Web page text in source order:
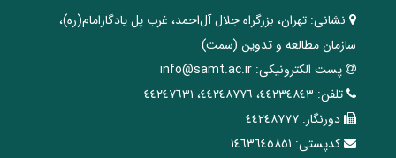
نشانی: تهران، ‌بزرگراه ‌جلال آل‌احمد، غرب پل يادگار‌امام(ره)‌،
سازمان مطالعه و تدوین‌ (سمت)
پست الکترونیکی: info@samt.ac.ir
تلفن: ٤٤٢٣٤٨٤٣، ٤٤٢٤٨٧٧٦، ٤٤٢٤٧٦٣١
دورنگار: ٤٤٢٤٨٧٧٧
کدپستی: ١٤٦٣٦٤٥٨٥١